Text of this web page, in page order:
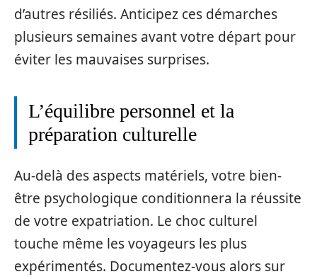
d’autres résiliés. Anticipez ces démarches
plusieurs semaines avant votre départ pour
éviter les mauvaises surprises.
L’équilibre personnel et la
préparation culturelle
Au-delà des aspects matériels, votre bien-
être psychologique conditionnera la réussite
de votre expatriation. Le choc culturel
touche même les voyageurs les plus
expérimentés. Documentez-vous alors sur